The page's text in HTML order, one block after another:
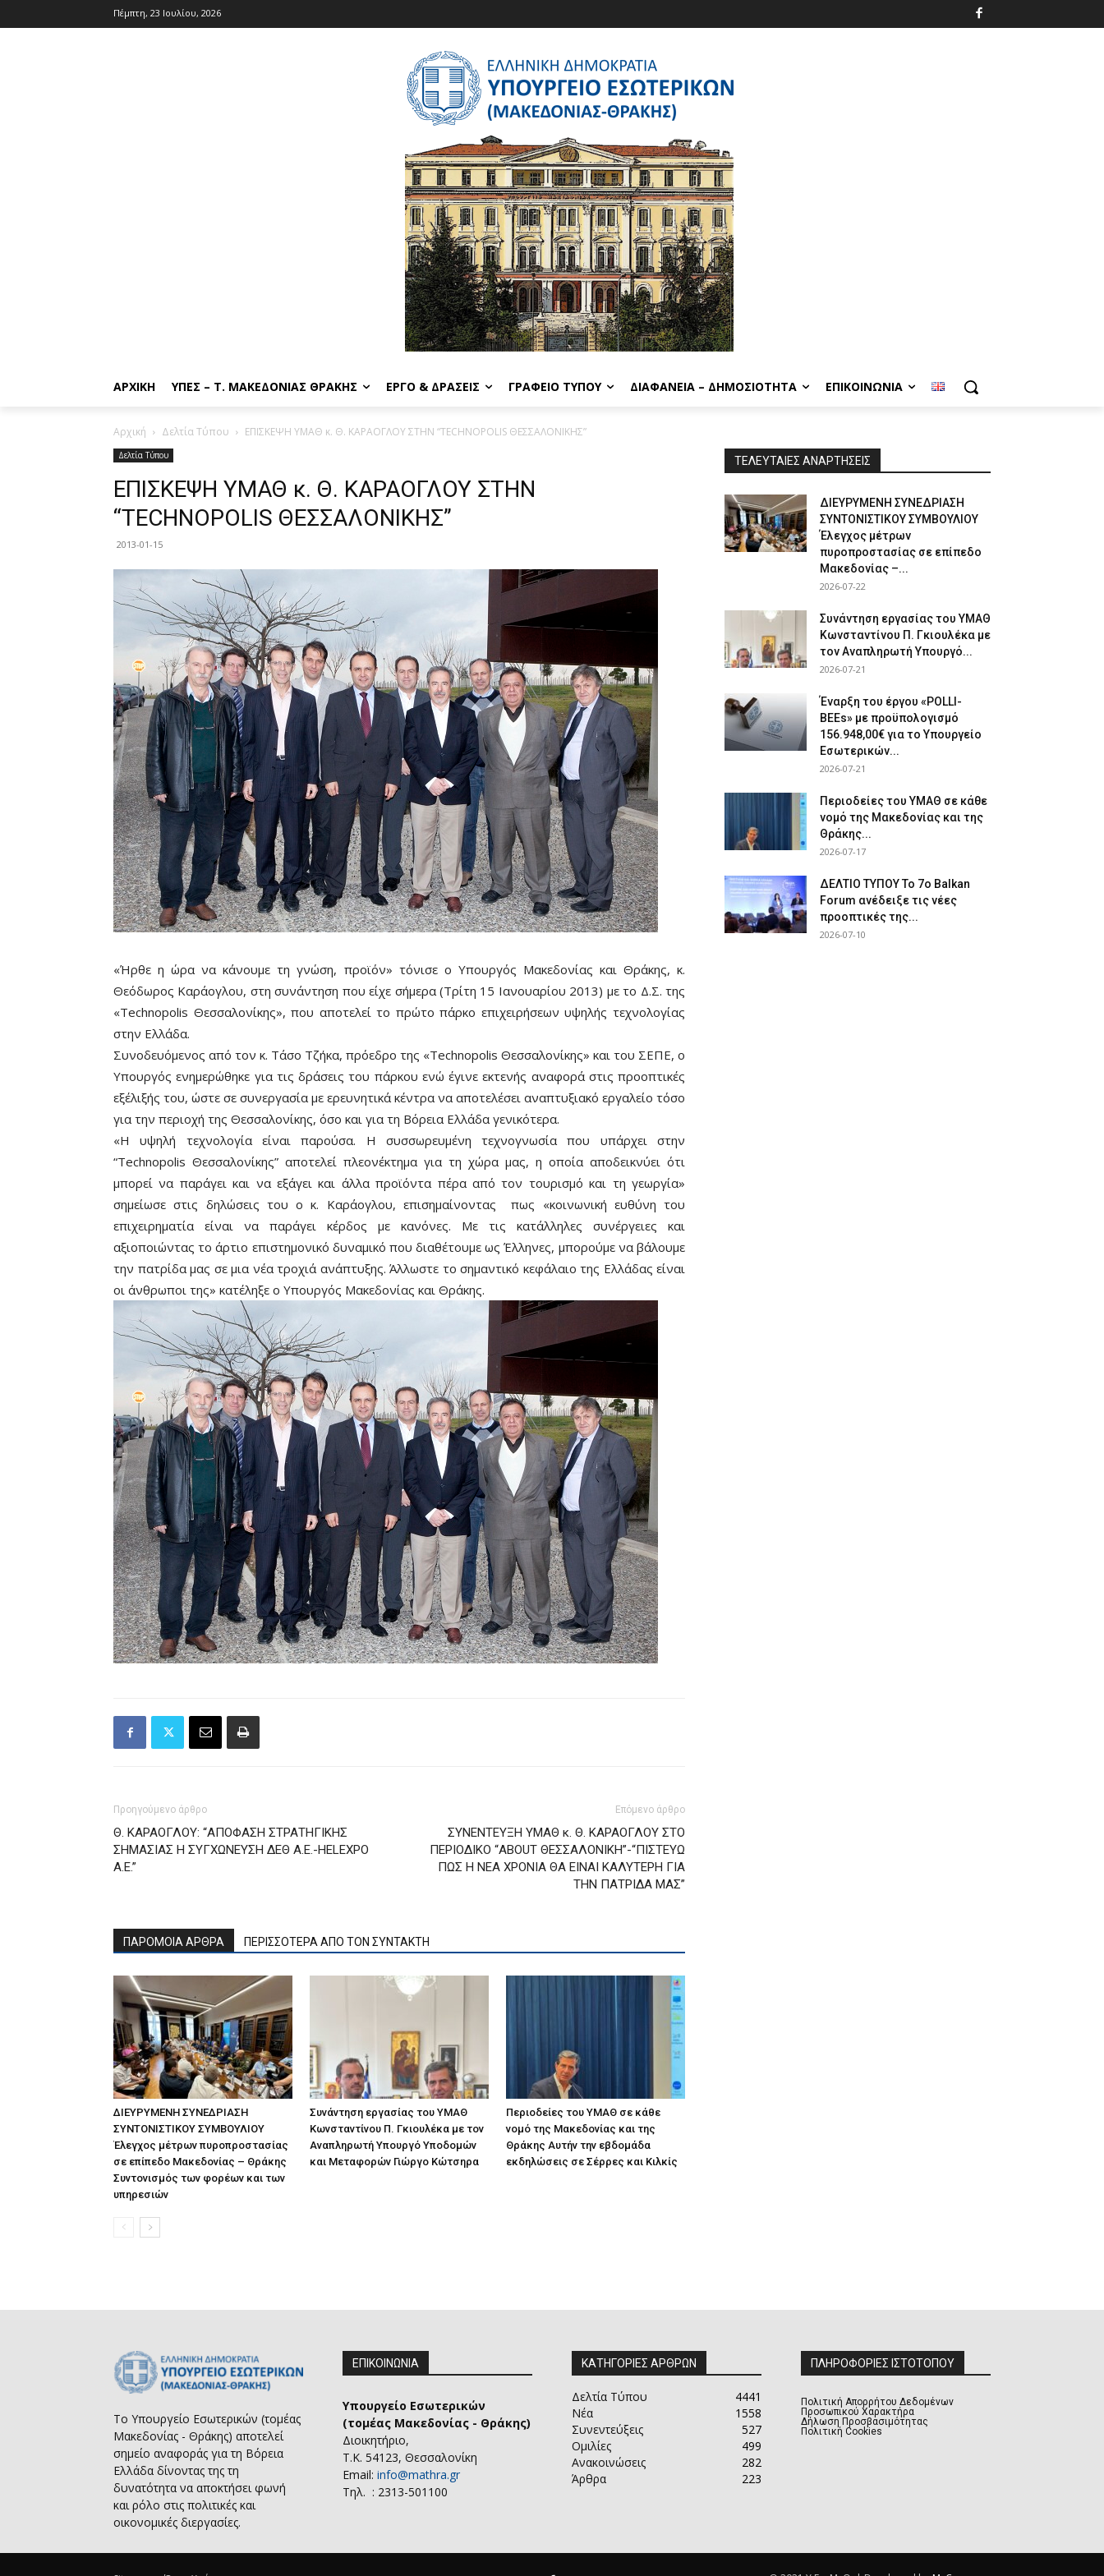
Πέμπτη, 23 Ιουλίου, 2026
ΑΡΧΙΚΉ ΥΠΕΣ – Τ. ΜΑΚΕΔΟΝΊΑΣ ΘΡΆΚΗΣ ΈΡΓΟ & ΔΡΆΣΕΙΣ ΓΡΑΦΕΊΟ ΤΎΠΟΥ ΔΙΑΦΆΝΕΙΑ – ΔΗΜΟΣΙΌΤΗΤΑ ΕΠΙΚΟΙΝΩΝΊΑ
Αρχική Δελτία Τύπου ΕΠΙΣΚΕΨΗ ΥΜΑΘ κ. Θ. ΚΑΡΑΟΓΛΟΥ ΣΤΗΝ “TECHNOPOLIS ΘΕΣΣΑΛΟΝΙΚΗΣ”
Δελτία Τύπου
ΕΠΙΣΚΕΨΗ ΥΜΑΘ κ. Θ. ΚΑΡΑΟΓΛΟΥ ΣΤΗΝ
“TECHNOPOLIS ΘΕΣΣΑΛΟΝΙΚΗΣ”
2013-01-15
«Ήρθε η ώρα να κάνουμε τη γνώση, προϊόν» τόνισε ο Υπουργός Μακεδονίας και Θράκης, κ.
Θεόδωρος Καράογλου, στη συνάντηση που είχε σήμερα (Τρίτη 15 Ιανουαρίου 2013) με το Δ.Σ. της
«Technopolis Θεσσαλονίκης», που αποτελεί το πρώτο πάρκο επιχειρήσεων υψηλής τεχνολογίας
στην Ελλάδα.
Συνοδευόμενος από τον κ. Τάσο Τζήκα, πρόεδρο της «Technopolis Θεσσαλονίκης» και του ΣΕΠΕ, ο
Υπουργός ενημερώθηκε για τις δράσεις του πάρκου ενώ έγινε εκτενής αναφορά στις προοπτικές
εξέλιξής του, ώστε σε συνεργασία με ερευνητικά κέντρα να αποτελέσει αναπτυξιακό εργαλείο τόσο
για την περιοχή της Θεσσαλονίκης, όσο και για τη Βόρεια Ελλάδα γενικότερα.
«Η υψηλή τεχνολογία είναι παρούσα. Η συσσωρευμένη τεχνογνωσία που υπάρχει στην
“Technopolis Θεσσαλονίκης” αποτελεί πλεονέκτημα για τη χώρα μας, η οποία αποδεικνύει ότι
μπορεί να παράγει και να εξάγει και άλλα προϊόντα πέρα από τον τουρισμό και τη γεωργία»
σημείωσε στις δηλώσεις του ο κ. Καράογλου, επισημαίνοντας πως «κοινωνική ευθύνη του
επιχειρηματία είναι να παράγει κέρδος με κανόνες. Με τις κατάλληλες συνέργειες και
αξιοποιώντας το άρτιο επιστημονικό δυναμικό που διαθέτουμε ως Έλληνες, μπορούμε να βάλουμε
την πατρίδα μας σε μια νέα τροχιά ανάπτυξης. Άλλωστε το σημαντικό κεφάλαιο της Ελλάδας είναι
οι άνθρωποι της» κατέληξε ο Υπουργός Μακεδονίας και Θράκης.
Προηγούμενο άρθρο
Θ. ΚΑΡΑΟΓΛΟΥ: “ΑΠΟΦΑΣΗ ΣΤΡΑΤΗΓΙΚΗΣ
ΣΗΜΑΣΙΑΣ Η ΣΥΓΧΩΝΕΥΣΗ ΔΕΘ Α.Ε.-HELEXPO
A.E.”
Επόμενο άρθρο
ΣΥΝΕΝΤΕΥΞΗ ΥΜΑΘ κ. Θ. ΚΑΡΑΟΓΛΟΥ ΣΤΟ
ΠΕΡΙΟΔΙΚΟ “ABOUT ΘΕΣΣΑΛΟΝΙΚΗ”-“ΠΙΣΤΕΥΩ
ΠΩΣ Η ΝΕΑ ΧΡΟΝΙΑ ΘΑ ΕΙΝΑΙ ΚΑΛΥΤΕΡΗ ΓΙΑ
ΤΗΝ ΠΑΤΡΙΔΑ ΜΑΣ”
ΠΑΡΟΜΟΙΑ ΑΡΘΡΑ ΠΕΡΙΣΣΟΤΕΡΑ ΑΠΟ ΤΟΝ ΣΥΝΤΑΚΤΗ
ΔΙΕΥΡΥΜΕΝΗ ΣΥΝΕΔΡΙΑΣΗ
ΣΥΝΤΟΝΙΣΤΙΚΟΥ ΣΥΜΒΟΥΛΙΟΥ
Έλεγχος μέτρων πυροπροστασίας
σε επίπεδο Μακεδονίας – Θράκης
Συντονισμός των φορέων και των
υπηρεσιών
Συνάντηση εργασίας του ΥΜΑΘ
Κωνσταντίνου Π. Γκιουλέκα με τον
Αναπληρωτή Υπουργό Υποδομών
και Μεταφορών Γιώργο Κώτσηρα
Περιοδείες του ΥΜΑΘ σε κάθε
νομό της Μακεδονίας και της
Θράκης Αυτήν την εβδομάδα
εκδηλώσεις σε Σέρρες και Κιλκίς
ΤΕΛΕΥΤΑΙΕΣ ΑΝΑΡΤΗΣΕΙΣ
ΔΙΕΥΡΥΜΕΝΗ ΣΥΝΕΔΡΙΑΣΗ
ΣΥΝΤΟΝΙΣΤΙΚΟΥ ΣΥΜΒΟΥΛΙΟΥ
Έλεγχος μέτρων
πυροπροστασίας σε επίπεδο
Μακεδονίας –...
2026-07-22
Συνάντηση εργασίας του ΥΜΑΘ
Κωνσταντίνου Π. Γκιουλέκα με
τον Αναπληρωτή Υπουργό...
2026-07-21
Έναρξη του έργου «POLLI-
BEEs» με προϋπολογισμό
156.948,00€ για το Υπουργείο
Εσωτερικών...
2026-07-21
Περιοδείες του ΥΜΑΘ σε κάθε
νομό της Μακεδονίας και της
Θράκης...
2026-07-17
ΔΕΛΤΙΟ ΤΥΠΟΥ Το 7ο Balkan
Forum ανέδειξε τις νέες
προοπτικές της...
2026-07-10
Το Υπουργείο Εσωτερικών (τομέας
Μακεδονίας - Θράκης) αποτελεί
σημείο αναφοράς για τη Βόρεια
Ελλάδα δίνοντας της τη
δυνατότητα να αποκτήσει φωνή
και ρόλο στις πολιτικές και
οικονομικές διεργασίες.
ΕΠΙΚΟΙΝΩΝΙΑ
Υπουργείο Εσωτερικών
(τομέας Μακεδονίας - Θράκης)
Διοικητήριο,
Τ.Κ. 54123, Θεσσαλονίκη
Email: info@mathra.gr
Τηλ. : 2313-501100
ΚΑΤΗΓΟΡΙΕΣ ΑΡΘΡΩΝ
Δελτία Τύπου
4441
Νέα
1558
Συνεντεύξεις
527
Ομιλίες
499
Ανακοινώσεις
282
Άρθρα
223
ΠΛΗΡΟΦΟΡΙΕΣ ΙΣΤΟΤΟΠΟΥ
Πολιτική Απορρήτου Δεδομένων
Προσωπικού Χαρακτήρα
Δήλωση Προσβασιμότητας
Πολιτική Cookies